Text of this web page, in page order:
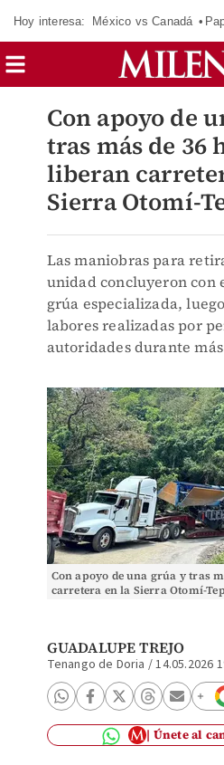
Hoy interesa: México vs Canadá
Con apoyo de
tras más de 36
liberan
Sierra Otomí-
Las maniobras para
unidad concluyeron con
grúa especializada,
labores realizadas por
autoridades durante
Con apoyo de una grúa y tras
carretera en la Sierra Otomí-
GUADALUPE TREJO
Tenango de Doria /14.05.2026
Únete al